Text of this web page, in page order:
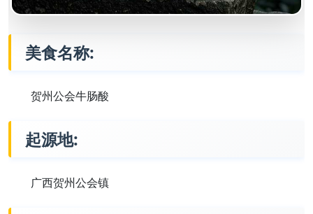
美食名称:
贺州公会牛肠酸
起源地:
广西贺州公会镇